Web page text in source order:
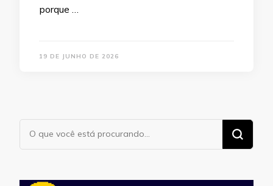
porque …
19 DE JUNHO DE 2026
Procurando
algo?